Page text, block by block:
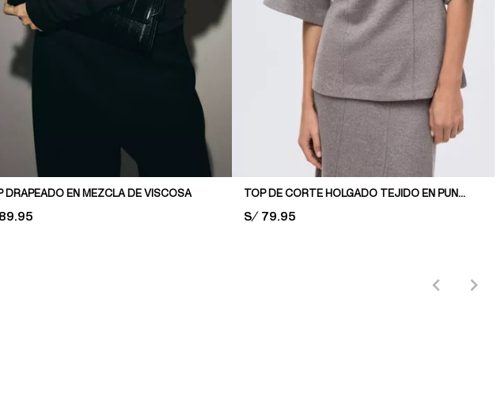
DRAPEADO EN MEZCLA DE VISCOSA TOP DE CORTE HOLGADO TEJIDO EN PUNTO FINO
PRICE:
S/ 79.95